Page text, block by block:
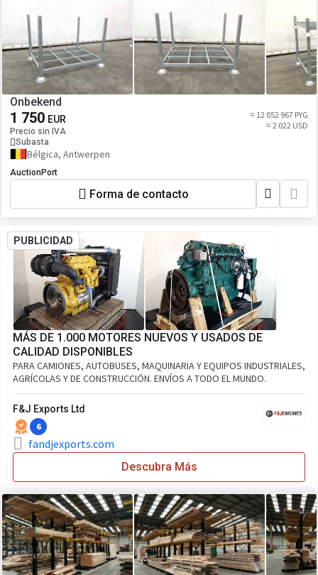
Onbekend
1 750 EUR
Precio sin IVA
Subasta
≈ 12 052 967 PYG
≈ 2 022 USD
Bélgica, Antwerpen
AuctionPort
Forma de contacto
PUBLICIDAD
MÁS DE 1.000 MOTORES NUEVOS Y USADOS DE
CALIDAD DISPONIBLES
PARA CAMIONES, AUTOBUSES, MAQUINARIA Y EQUIPOS INDUSTRIALES,
AGRÍCOLAS Y DE CONSTRUCCIÓN. ENVÍOS A TODO EL MUNDO.
F&J Exports Ltd
6
fandjexports.com
Descubra Más